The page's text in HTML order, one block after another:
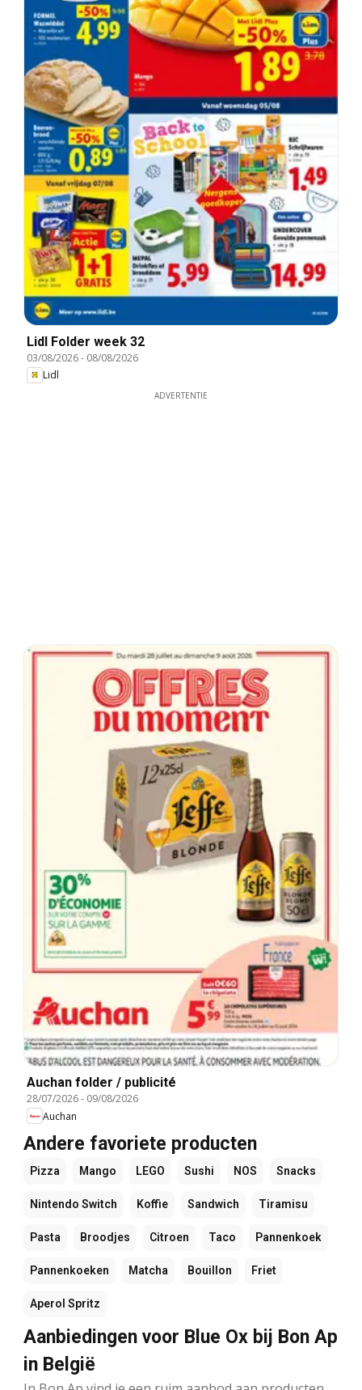
Lidl Folder week 32
03/08/2026- 08/08/2026
Lidl
ADVERTENTIE
Auchan folder / publicité
28/07/2026- 09/08/2026
Auchan
Andere favoriete producten
Pizza Mango LEGO Sushi NOS Snacks
Nintendo Switch Koffie Sandwich Tiramisu
Pasta Broodjes Citroen Taco Pannenkoek
Pannenkoeken Matcha Bouillon Friet
Aperol Spritz
Aanbiedingen voor Blue Ox bij Bon Ap
in België